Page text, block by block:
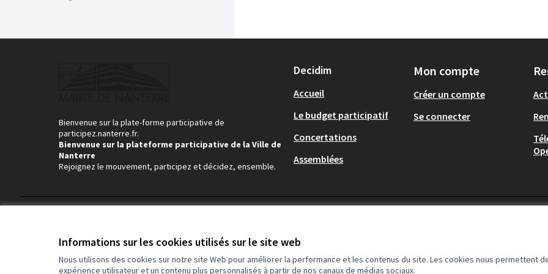
Informations sur les cookies utilisés sur le site web
Nous utilisons des cookies sur notre site Web pour améliorer la performance et les contenus du site. Les cookies nous permettent
expérience utilisateur et un contenu plus personnalisés à partir de nos canaux de médias sociaux.
Bienvenue sur la plate-forme participative de
participez.nanterre.fr.
Bienvenue sur la plateforme participative de la Ville de
Nanterre
Rejoignez le mouvement, participez et décidez, ensemble.
Decidim
Accueil
Le budget participatif
Concertations
Assemblées
Mon compte
Créer un compte
Se connecter